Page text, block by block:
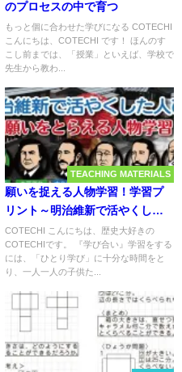
のプロセスの中で育つ
もっと個に合わせた学びになる COTECHI
こんにちは、COTECHI です！ ほんのす
こし前までは、「授業」といえば、学校で
先生から教わ...
TEACHING MATERIALS
願いを捉える人物学習！学習プ
リント～明治維新で活やくした
人びと＜『学び合い』対話型課
題追求授業のネタ＞～
COTECHI こんにちは、歴史大好きの
COTECHIです。 『学び合い』学習をする
には、「ひとり学び」に十分な時間をと
り、一人一人の子供た...